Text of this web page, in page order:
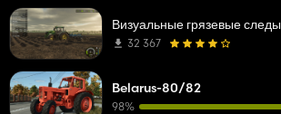
Визуальные грязевые следы
32 367
Belarus-80/82
98%